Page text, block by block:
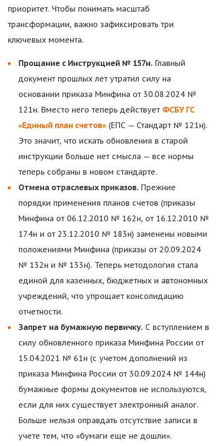
приоритет. Чтобы понимать масштаб
трансформации, важно зафиксировать три
ключевых момента.
Прощание с Инструкцией № 157н. Главный
документ прошлых лет утратил силу на
основании приказа Минфина от 30.08.2024 №
121н. Вместо него теперь действует ФСБУ ГС
«Единый план счетов» (ЕПС — Стандарт № 121н).
Это значит, что искать обновления в старой
инструкции больше нет смысла — все нормы
теперь собраны в новом стандарте.
Отмена отраслевых приказов. Прежние
порядки применения планов счетов (приказы
Минфина от 06.12.2010 № 162н, от 16.12.2010 №
174н и от 23.12.2010 № 183н) заменены новыми
положениями Минфина (приказы от 20.09.2024
№ 132н и № 133н). Теперь методология стала
единой для казенных, бюджетных и автономных
учреждений, что упрощает консолидацию
отчетности.
Запрет на бумажную первичку. С вступлением в
силу обновленного приказа Минфина России от
15.04.2021 № 61н (с учетом дополнений из
приказа Минфина России от 30.09.2024 № 144н)
бумажные формы документов не используются,
если для них существует электронный аналог.
Больше нельзя оправдать отсутствие записи в
учете тем, что «бумаги еще не дошли».